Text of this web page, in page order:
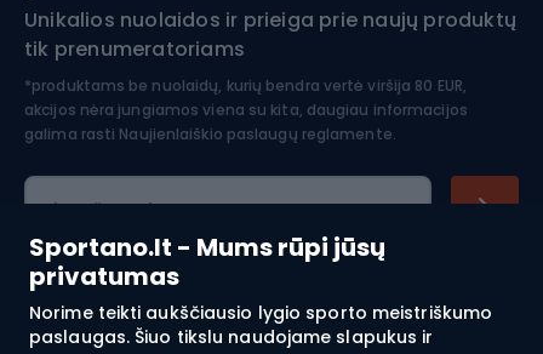
Sportano.lt - Mums rūpi jūsų
privatumas
Norime teikti aukščiausio lygio sporto meistriškumo
paslaugas. Šiuo tikslu naudojame slapukus ir
Šiaurietiškas ėjimas
Unikalios nuolaidos ir prieiga prie naujų produktų
tik prenumeratoriams
*produktams be nuolaidų, kurių bendra vertė viršija 80 EUR,
akcijos nėra jungiamos viena su kita, daugiau informacijos
galima rasti Naujienlaiškio paslaugų reglamente.
El. pašto adresas
Pirkimas